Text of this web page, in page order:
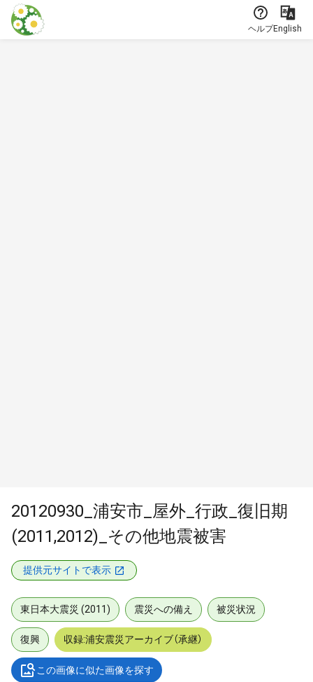
本文に飛ぶ
ヘルプEnglish
20120930_浦安市_屋外_行政_復旧期
(2011,2012)_その他地震被害
提供元サイトで表示
東日本大震災 (2011) 震災への備え 被災状況
復興 収録:浦安震災アーカイブ（承継）
この画像に似た画像を探す